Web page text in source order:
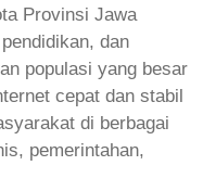
Provinsi Jawa
dan
populasi yang besar
cepat dan stabil
di berbagai
pemerintahan,